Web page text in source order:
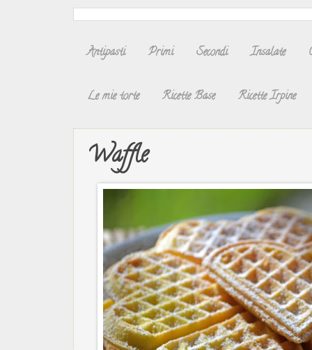
Antipasti Primi Secondi Insalate
Le mie torte Ricette Base Ricette Irpine
Waffle